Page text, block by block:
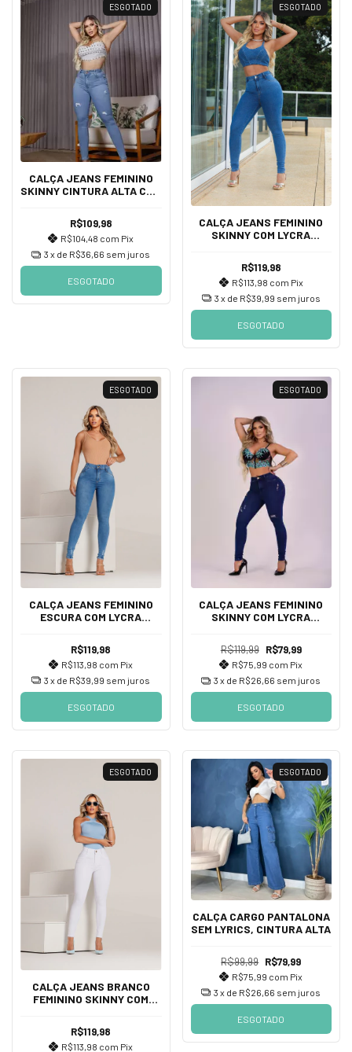
ESGOTADO
CALÇA JEANS FEMININO
SKINNY CINTURA ALTA COM
ALTA.
R$109,98
R$104,48 com Pix
3 x de R$36,66 sem juros
ESGOTADO
ESGOTADO
CALÇA JEANS FEMININO
SKINNY COM LYCRA
R$119,98
R$113,98 com Pix
3 x de R$39,99 sem juros
ESGOTADO
ESGOTADO
CALÇA JEANS FEMININO
ESCURA COM LYCRA
De DIVINE JEANS
R$119,98
R$113,98 com Pix
3 x de R$39,99 sem juros
ESGOTADO
ESGOTADO
CALÇA JEANS FEMININO
SKINNY COM LYCRA
DE DIVINE JEANS
R$119,99 R$79,99
R$75,99 com Pix
3 x de R$26,66 sem juros
ESGOTADO
ESGOTADO
CALÇA JEANS BRANCO
FEMININO SKINNY COM
TRANSPARENTE, CINTURA
ALTA
R$119,98
R$113,98 com Pix
ESGOTADO
CALÇA CARGO PANTALONA
SEM LYRICS, CINTURA ALTA
R$99,99 R$79,99
R$75,99 com Pix
3 x de R$26,66 sem juros
ESGOTADO